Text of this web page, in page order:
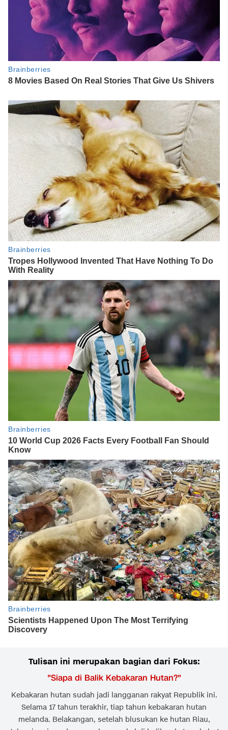
Tulisan ini merupakan bagian dari Fokus:
"Siapa di Balik Kebakaran Hutan?"
Kebakaran hutan sudah jadi langganan rakyat Republik ini.
Selama 17 tahun terakhir, tiap tahun kebakaran hutan
melanda. Belakangan, setelah blusukan ke hutan Riau,